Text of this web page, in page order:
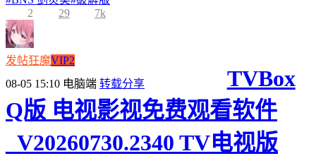
2
29 7k
发帖狂魔VIP2
08-05 15:10 电脑端 转载分享
TVBox
Q版 电视影视免费观看软件
_V20260730.2340 TV电视版